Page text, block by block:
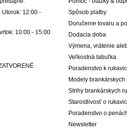
12:00 -
10:00 - 15:00
Spôsob platby
Doručenie tovaru a
Dodacia doba
Výmena, vrátenie
Veľkostná tabuľka
Poradenstvo k
Modely brankárskych
Strihy brankárskych
Starostlivosť o
Poradenstvo o
Newsletter